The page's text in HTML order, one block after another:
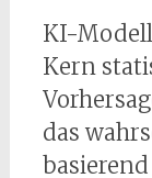
KI-
Kern
das